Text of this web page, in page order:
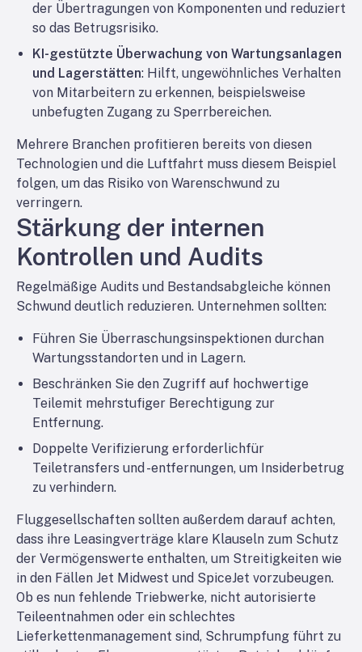
der Übertragungen von Komponenten und reduziert
so das Betrugsrisiko.
KI-gestützte Überwachung von Wartungsanlagen
und Lagerstätten: Hilft, ungewöhnliches Verhalten
von Mitarbeitern zu erkennen, beispielsweise
unbefugten Zugang zu Sperrbereichen.
Mehrere Branchen profitieren bereits von diesen
Technologien und die Luftfahrt muss diesem Beispiel
folgen, um das Risiko von Warenschwund zu
verringern.
Stärkung der internen
Kontrollen und Audits
Regelmäßige Audits und Bestandsabgleiche können
Schwund deutlich reduzieren. Unternehmen sollten:
Führen Sie Überraschungsinspektionen durchan
Wartungsstandorten und in Lagern.
Beschränken Sie den Zugriff auf hochwertige
Teilemit mehrstufiger Berechtigung zur
Entfernung.
Doppelte Verifizierung erforderlichfür
Teiletransfers und -entfernungen, um Insiderbetrug
zu verhindern.
Fluggesellschaften sollten außerdem darauf achten,
dass ihre Leasingverträge klare Klauseln zum Schutz
der Vermögenswerte enthalten, um Streitigkeiten wie
in den Fällen Jet Midwest und SpiceJet vorzubeugen.
Ob es nun fehlende Triebwerke, nicht autorisierte
Teileentnahmen oder ein schlechtes
Lieferkettenmanagement sind, Schrumpfung führt zu